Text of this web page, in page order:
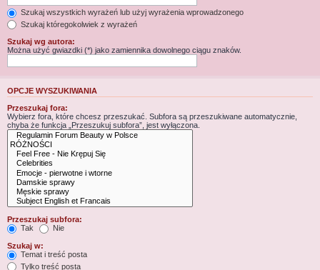
Szukaj wszystkich wyrażeń lub użyj wyrażenia wprowadzonego
Szukaj któregokolwiek z wyrażeń
Szukaj wg autora:
Można użyć gwiazdki (*) jako zamiennika dowolnego ciągu znaków.
OPCJE WYSZUKIWANIA
Przeszukaj fora:
Wybierz fora, które chcesz przeszukać. Subfora są przeszukiwane automatycznie,
chyba że funkcja „Przeszukuj subfora”, jest wyłączona.
Przeszukaj subfora:
Tak
Nie
Szukaj w:
Temat i treść posta
Tylko treść posta